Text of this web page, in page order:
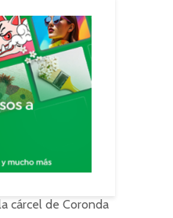
cárcel de Coronda